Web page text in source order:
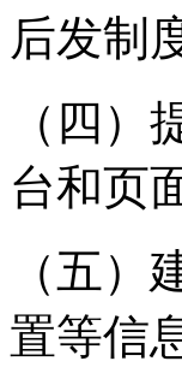
后发制
（四
台和页
（五
置等信